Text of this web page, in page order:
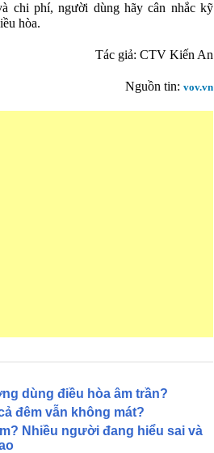
chi phí, người dùng hãy cân nhắc kỹ
hòa.
Tác giả: CTV Kiến An
Nguồn tin: vov.vn
dùng điều hòa âm trần?
đêm vẫn không mát?
Nhiều người đang hiểu sai và